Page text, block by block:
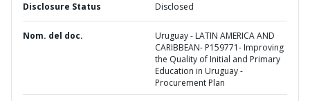
Disclosure Status Disclosed
Nom. del doc.
Uruguay - LATIN AMERICA AND
CARIBBEAN- P159771- Improving
the Quality of Initial and Primary
Education in Uruguay -
Procurement Plan